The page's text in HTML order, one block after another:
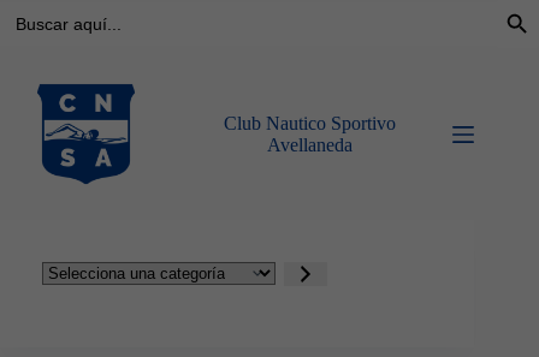
contenido
Club Nautico Sportivo
Avellaneda
Selecciona
una